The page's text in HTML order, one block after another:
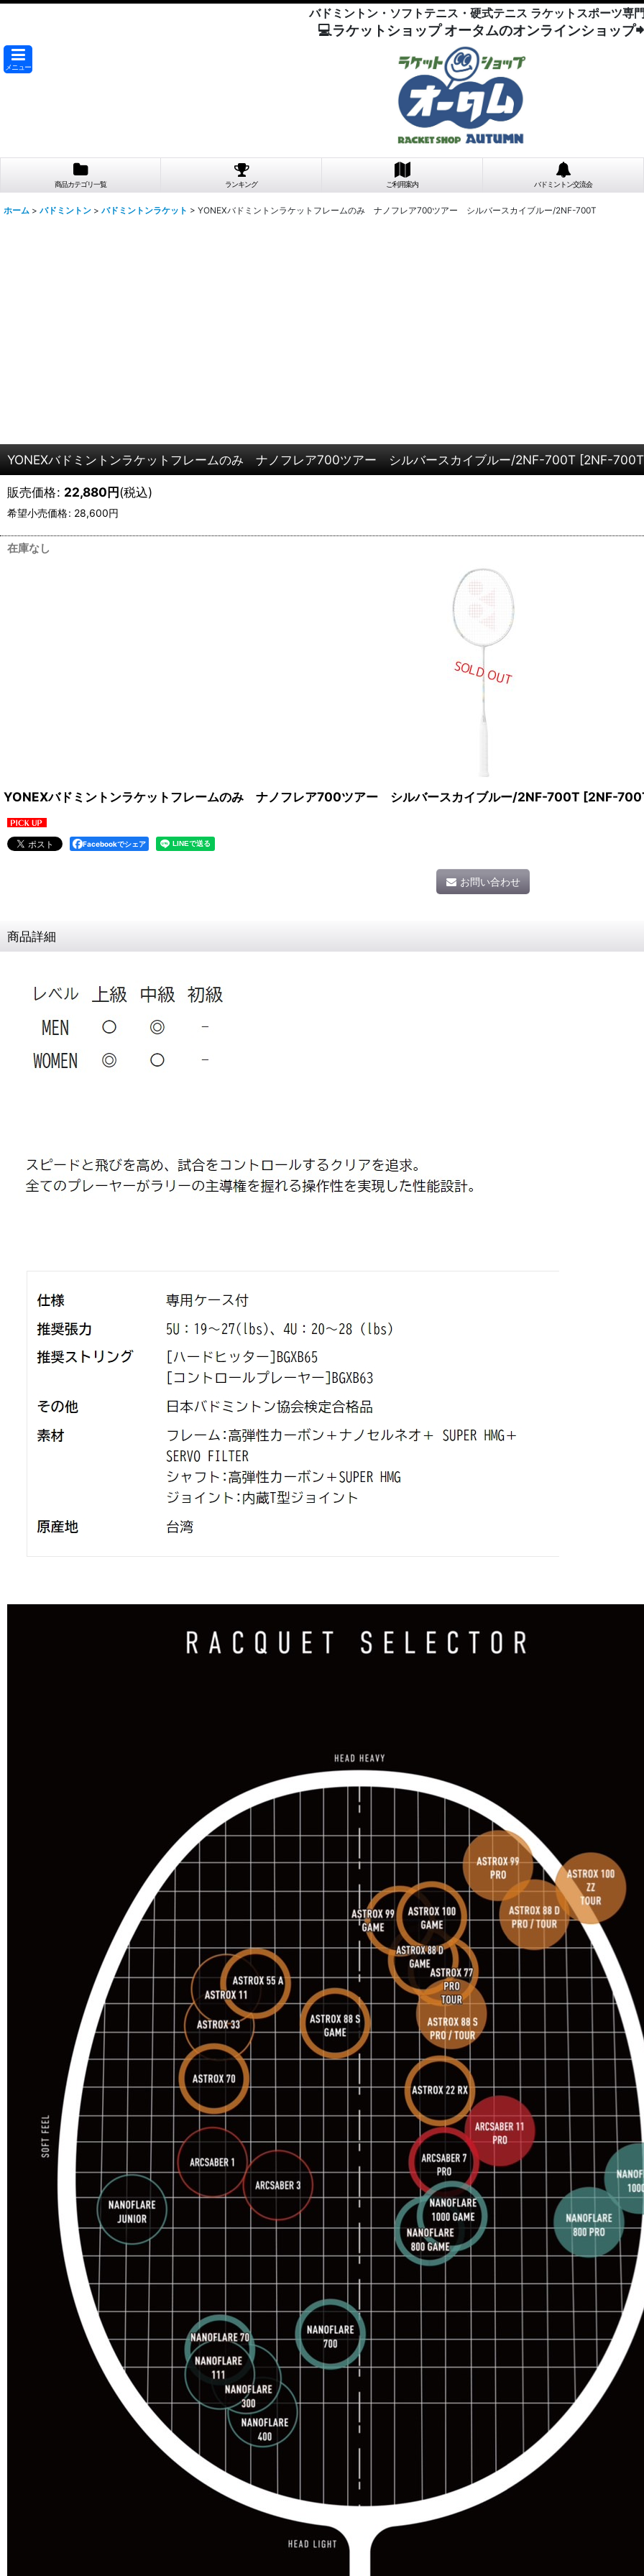
バドミントン・ソフトテニス・硬式テニス ラケットスポーツ専
💻ラケットショップ オータムのオンラインショップ
メニュー
商品カテゴリ一覧 ランキング ご利用案内 バドミントン交流会
ホーム > バドミントン > バドミントンラケット > YONEXバドミントンラケットフレームのみ ナノフレア700ツアー シルバースカイブルー/2NF-700T
YONEXバドミントンラケットフレームのみ ナノフレア700ツアー シルバースカイブルー/2NF-700T [2NF-700T
販売価格: 22,880円(税込)
希望小売価格: 28,600円
在庫なし
YONEXバドミントンラケットフレームのみ ナノフレア700ツアー シルバースカイブルー/2NF-700T [2NF-
Facebookでシェア
お問い合わせ
商品詳細